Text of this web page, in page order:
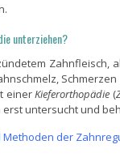
unterziehen?
Zahnfleisch,
einerKieferorthopädie (
untersucht und
der